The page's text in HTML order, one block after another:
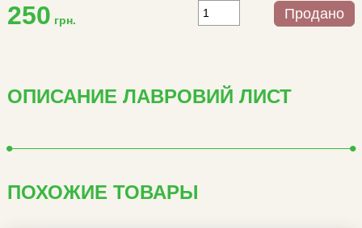
250 грн. Продано
ОПИСАНИЕ ЛАВРОВИЙ ЛИСТ
ПОХОЖИЕ ТОВАРЫ